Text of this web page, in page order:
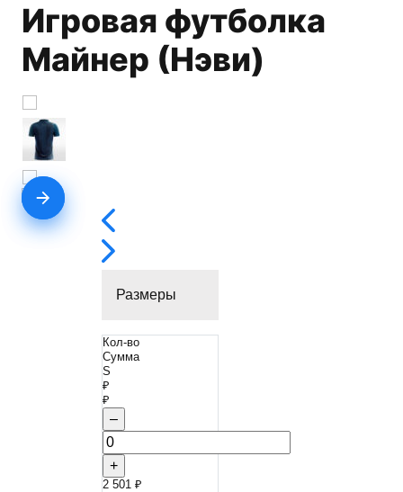
Игровая футболка
Майнер (Нэви)
Размеры
Кол-во
Сумма
S
₽
₽
–
+
2 501 ₽